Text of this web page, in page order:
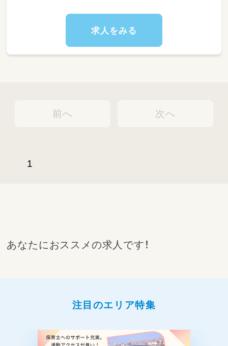
求人をみる
前へ
1
次へ
あなたにおススメの求人です！
注目のエリア特集